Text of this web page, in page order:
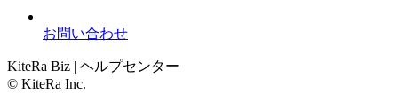
お問い合わせ
KiteRa Biz | ヘルプセンター
© KiteRa Inc.